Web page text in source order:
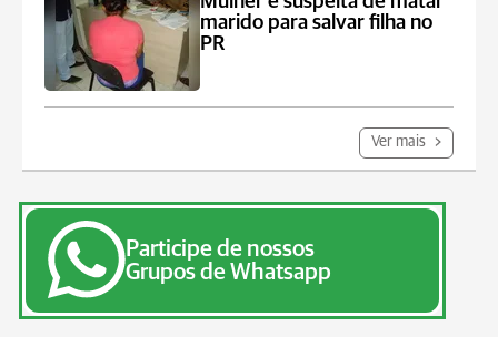
marido para salvar filha no
PR
Ver mais
Participe de nossos
Grupos de Whatsapp